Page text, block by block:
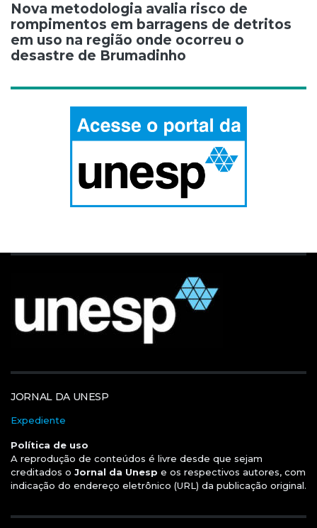
Nova metodologia avalia risco de
rompimentos em barragens de detritos
em uso na região onde ocorreu o
desastre de Brumadinho
JORNAL DA UNESP
Expediente
Política de uso
A reprodução de conteúdos é livre desde que sejam
creditados o Jornal da Unesp e os respectivos autores, com
indicação do endereço eletrônico (URL) da publicação original.